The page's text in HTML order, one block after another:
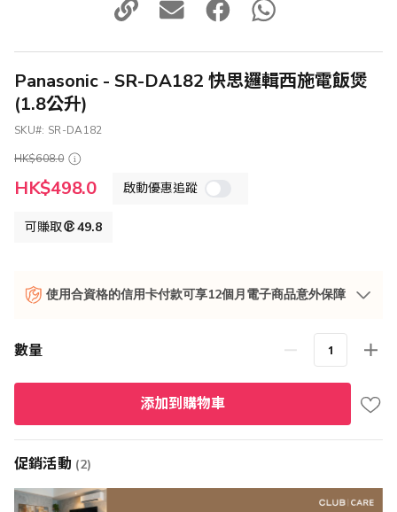
Panasonic - SR-DA182 快思邏輯西施電飯煲
(1.8公升)
SKU
SR-DA182
HK$608.0
特
殊
HK$498.0 啟動優惠追蹤
可賺取 49.8
使用合資格的信用卡付款可享12個月電子商品意外保障
數量
添加到購物車
促銷活動 (2)